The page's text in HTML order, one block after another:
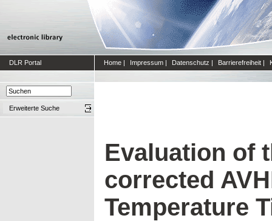
DLR Portal Home | Impressum | Datenschutz | Barrierefreiheit |
Erweiterte Suche
Evaluation of
corrected
Temperature